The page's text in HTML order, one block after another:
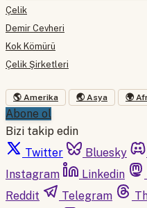
Çelik
Demir Cevheri
Kok Kömürü
Çelik Şirketleri
🌎 Amerika 🌏 Asya 🌍
Abone ol
Bizi takip edin
Twitter
Bluesky
Instagram
Linkedin
Reddit
Telegram